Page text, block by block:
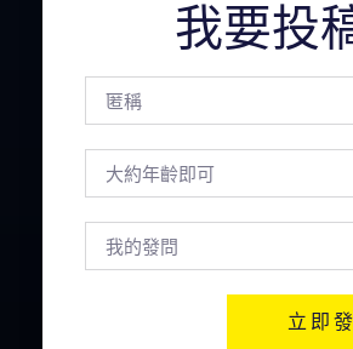
我要投
立即